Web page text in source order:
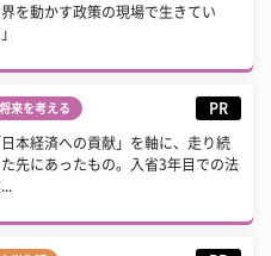
を動かす政策の現場で生きてい
将来を考える PR
日本経済への貢献」を軸に、走り続
た先にあったもの。入省3年目での法